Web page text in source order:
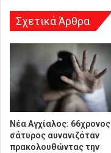
Σχετικά Άρθρα
Νέα Αγχίαλος: 66χρονος
σάτυρος αυνανιζόταν
πρακολουθώντας την